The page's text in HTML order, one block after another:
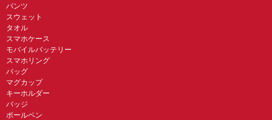
パンツ
スウェット
タオル
スマホケース
モバイルバッテリー
スマホリング
バッグ
マグカップ
キーホルダー
バッジ
ボールペン